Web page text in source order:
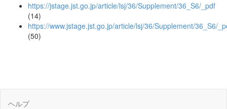
https://jstage.jst.go.jp/article/lsj/36/Supplement/36_S6/_pdf
(14)
https://www.jstage.jst.go.jp/article/lsj/36/Supplement/36_S6/
(50)
ヘルプ